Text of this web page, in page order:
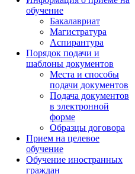
обучение
Бакалавриат
Магистратура
Аспирантура
Порядок подачи и
шаблоны документов
Места и способы
подачи документов
Подача документов
в электронной
форме
Образцы договора
Прием на целевое
обучение
Обучение иностранных
граждан